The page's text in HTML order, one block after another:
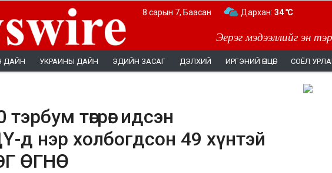
Эерэг мэдээллийг эн
8 сарын 7, Баасан Дархан: 34 ℃
ДАЙН УКРАИНЫ ДАЙН ЭДИЙН ЗАСАГ ДЭЛХИЙ ИРГЭНИЙ ӨНЦӨГ СОЁЛ
төгрөг идсэн
д нэр холбогдсон 49 хүнтэй
ӨГНӨ